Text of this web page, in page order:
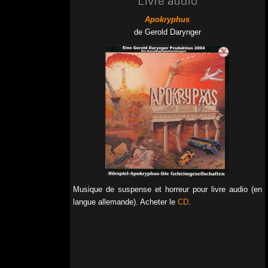
Apokryphus
de Gerold Darynger
Musique de suspense et horreur pour livre audio (en
langue allemande). Acheter leCD.